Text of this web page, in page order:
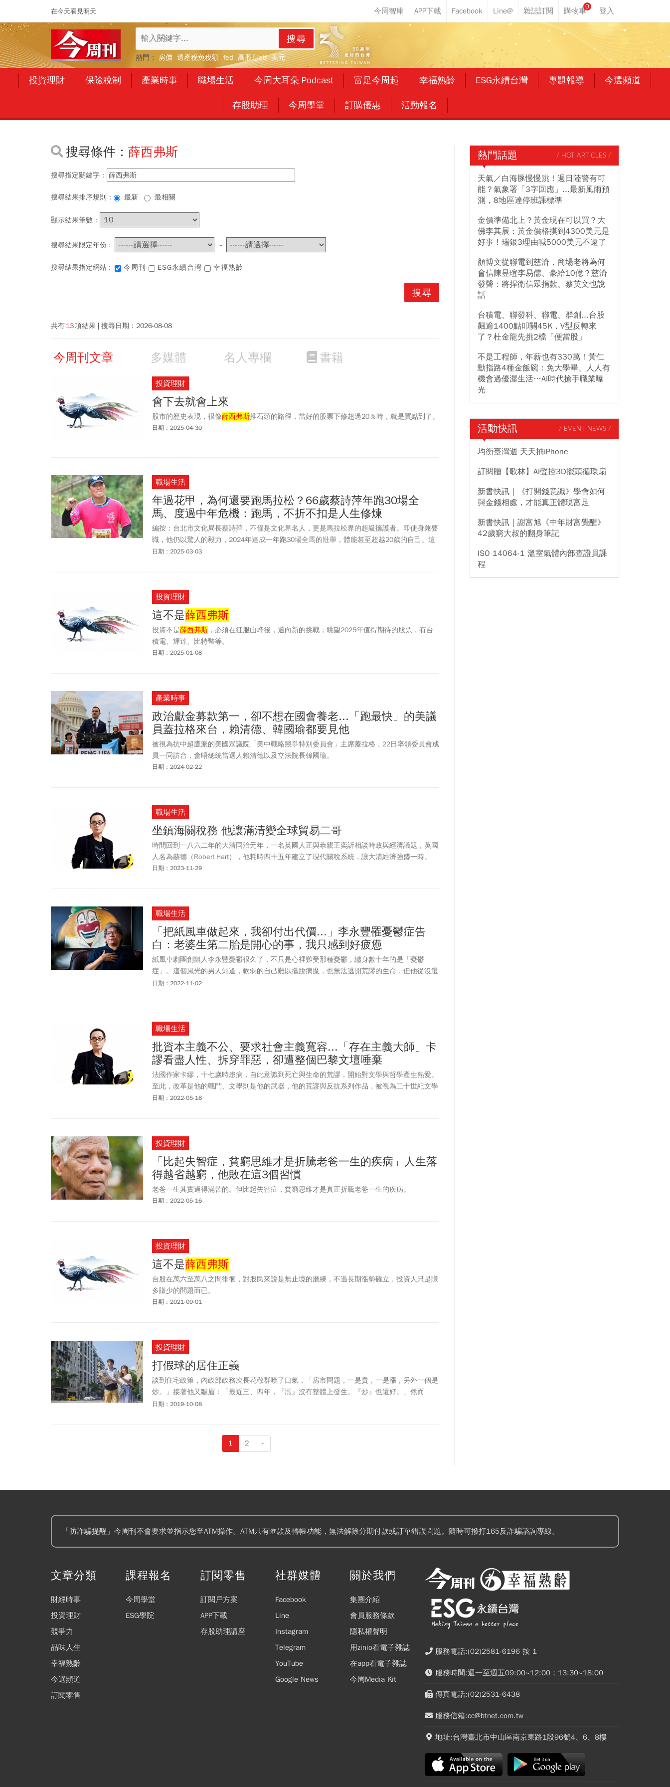
在今天看見明天
0
搜尋
熱門： 房價 遺產稅免稅額 fed 高股息etf 美元
投資理財 保險稅制 產業時事 職場生活 今周大耳朵 Podcast 富足今周起 幸福熟齡 ESG永續台灣 專題報導 今選頻道
存股助理 今周學堂 訂購優惠 活動報名
搜尋條件： 薛西弗斯
搜尋指定關鍵字：
搜尋結果排序規則： 最新 最相關
顯示結果筆數：
搜尋結果限定年份 : ~
搜尋結果指定網站 : 今周刊 ESG永續台灣 幸福熟齡
共有13項結果 搜尋日期： 2026-08-08
今周刊文章 多媒體 名人專欄 書籍
投資理財
會下去就會上來
股市的歷史表現，很像薛西弗斯推石頭的路徑，當好的股票下修超過20％時，就是買點到了。
日期：2025-04-30
職場生活
年過花甲，為何還要跑馬拉松？66歲蔡詩萍年跑30場全
馬、度過中年危機：跑馬，不折不扣是人生修煉
編按：台北市文化局長蔡詩萍，不僅是文化界名人，更是馬拉松界的超級擁護者。即使身兼要
職，他仍以驚人的毅力，2024年達成一年跑30場全馬的壯舉，體能甚至超越20歲的自己。這
不禁讓人好奇，他是如何在高壓工作與長距離跑步之間取得平衡？跑步對他而言，又有什麼樣
日期：2025-03-03
投資理財
這不是薛西弗斯
投資不是薛西弗斯 ，必須在征服山峰後，邁向新的挑戰；眺望2025年值得期待的股票，有台
積電、輝達、比特幣等。
日期：2025-01-08
產業時事
政治獻金募款第一，卻不想在國會養老...「跑最快」的美議
員蓋拉格來台，賴清德、韓國瑜都要見他
被視為抗中超鷹派的美國眾議院「美中戰略競爭特別委員會」主席蓋拉格，22日率領委員會成
員一同訪台，會晤總統當選人賴清德以及立法院長韓國瑜。
日期：2024-02-22
職場生活
坐鎮海關稅務 他讓滿清變全球貿易二哥
時間回到一八六二年的大清同治元年，一名英國人正與恭親王奕訢相談時政與經濟議題，英國
人名為赫德（Robert Hart），他耗時四十五年建立了現代關稅系統，讓大清經濟強盛一時。
日期：2023-11-29
職場生活
「把紙風車做起來，我卻付出代價...」李永豐罹憂鬱症告
白：老婆生第二胎是開心的事，我只感到好疲憊
紙風車劇團創辦人李永豐憂鬱很久了，不只是心裡難受那種憂鬱，纏身數十年的是「憂鬱
症」。這個風光的男人知道，軟弱的自己難以擺脫病魔，也無法逃開荒謬的生命，但他從沒選
擇放棄……。
日期：2022-11-02
職場生活
批資本主義不公、要求社會主義寬容...「存在主義大師」卡
謬看盡人性、拆穿罪惡，卻遭整個巴黎文壇唾棄
法國作家卡繆，十七歲時患病，自此意識到死亡與生命的荒謬，開始對文學與哲學產生熱愛。
至此，改革是他的戰鬥、文學則是他的武器，他的荒謬與反抗系列作品，被視為二十世紀文學
經典。
日期：2022-05-18
投資理財
「比起失智症，貧窮思維才是折騰老爸一生的疾病」人生落
得越省越窮，他敗在這3個習慣
老爸一生其實過得滿苦的。但比起失智症，貧窮思維才是真正折騰老爸一生的疾病。
日期：2022-05-16
投資理財
這不是薛西弗斯
台股在萬六至萬八之間徘徊，對股民來說是無止境的磨練，不過長期漲勢確立，投資人只是賺
多賺少的問題而已。
日期：2021-09-01
投資理財
打假球的居住正義
談到住宅政策，內政部政務次長花敬群嘆了口氣，「房市問題，一是貴，一是漲，另外一個是
炒。」接著他又皺眉：「最近三、四年，『漲』沒有整體上發生。『炒』也還好。」然而
「貴」呢？他攤手點了頭。台灣房價貴，房價所得比更一路向上攀升。今年是「巢運30年」，
日期：2019-10-08
1 2 »
熱門話題 / HOT ARTICLES /
天氣／白海豚慢慢跳！週日陸警有可
能？氣象署「3字回應」...最新風雨預
測，8地區達停班課標準
金價準備北上？黃金現在可以買？大
佛李其展：黃金價格摸到4300美元是
好事！瑞銀3理由喊5000美元不遠了
顏博文從聯電到慈濟，商場老將為何
會信陳昱瑄李易儒、豪給10億？慈濟
發聲：將捍衛信眾捐款、蔡英文也說
話
台積電、聯發科、聯電、群創...台股
飆逾1400點叩關45K，V型反轉來
了？杜金龍先挑2檔「便當股」
不是工程師，年薪也有330萬！黃仁
勳指路4種金飯碗：免大學畢、人人有
機會過優渥生活…AI時代搶手職業曝
光
活動快訊 / EVENT NEWS /
均衡臺灣週 天天抽iPhone
訂閱贈【歌林】AI聲控3D擺頭循環扇
新書快訊｜《打開錢意識》學會如何
與金錢相處，才能真正體現富足
新書快訊｜謝富旭《中年財富覺醒》
42歲窮大叔的翻身筆記
ISO 14064-1 溫室氣體內部查證員課
程
「防詐騙提醒」今周刊不會要求並指示您至ATM操作。ATM只有匯款及轉帳功能，無法解除分期付款或訂單錯誤問題。隨時可撥打165反詐騙諮詢專線。
文章分類
財經時事
投資理財
競爭力
品味人生
幸福熟齡
今選頻道
訂閱零售
課程報名
今周學堂
ESG學院
訂閱零售
訂閱戶方案
APP下載
存股助理講座
社群媒體
Facebook
Line
Instagram
Telegram
YouTube
Google News
關於我們
集團介紹
會員服務條款
隱私權聲明
用zinio看電子雜誌
在app看電子雜誌
今周Media Kit
服務電話:(02)2581-6196 按 1
服務時間:週一至週五09:00~12:00；13:30~18:00
傳真電話:(02)2531-6438
服務信箱:cc@btnet.com.tw
地址:台灣臺北市中山區南京東路1段96號4、6、8樓